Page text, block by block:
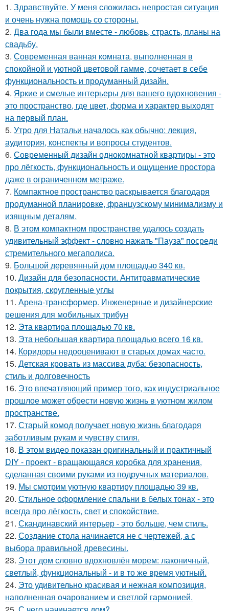
1. Здравствуйте. У меня сложилась непростая ситуация
и очень нужна помощь со стороны.
2. Два года мы были вместе - любовь, страсть, планы на
свадьбу.
3. Современная ванная комната, выполненная в
спокойной и уютной цветовой гамме, сочетает в себе
функциональность и продуманный дизайн.
4. Яркие и смелые интерьеры для вашего вдохновения -
это пространство, где цвет, форма и характер выходят
на первый план.
5. Утро для Натальи началось как обычно: лекция,
аудитория, конспекты и вопросы студентов.
6. Современный дизайн однокомнатной квартиры - это
про лёгкость, функциональность и ощущение простора
даже в ограниченном метраже.
7. Компактное пространство раскрывается благодаря
продуманной планировке, французскому минимализму и
изящным деталям.
8. В этом компактном пространстве удалось создать
удивительный эффект - словно нажать "Пауза" посреди
стремительного мегаполиса.
9. Большой деревянный дом площадью 340 кв.
10. Дизайн для безопасности. Антитравматические
покрытия, скругленные углы
11. Арена-трансформер. Инженерные и дизайнерские
решения для мобильных трибун
12. Эта квартира площадью 70 кв.
13. Эта небольшая квартира площадью всего 16 кв.
14. Коридоры недооценивают в старых домах часто.
15. Детская кровать из массива дуба: безопасность,
стиль и долговечность
16. Это впечатляющий пример того, как индустриальное
прошлое может обрести новую жизнь в уютном жилом
пространстве.
17. Старый комод получает новую жизнь благодаря
заботливым рукам и чувству стиля.
18. В этом видео показан оригинальный и практичный
DIY - проект - вращающаяся коробка для хранения,
сделанная своими руками из подручных материалов.
19. Мы смотрим уютную квартиру площадью 39 кв.
20. Стильное оформление спальни в белых тонах - это
всегда про лёгкость, свет и спокойствие.
21. Скандинавский интерьер - это больше, чем стиль.
22. Создание стола начинается не с чертежей, а с
выбора правильной древесины.
23. Этот дом словно вдохновлён морем: лаконичный,
светлый, функциональный - и в то же время уютный.
24. Это удивительно красивая и нежная композиция,
наполненная очарованием и светлой гармонией.